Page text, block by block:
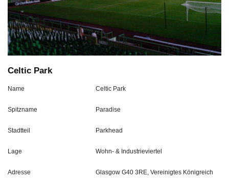
Celtic Park
Name Celtic Park
Spitzname Paradise
Stadtteil Parkhead
Lage Wohn- & Industrieviertel
Adresse Glasgow G40 3RE, Vereinigtes Königreich